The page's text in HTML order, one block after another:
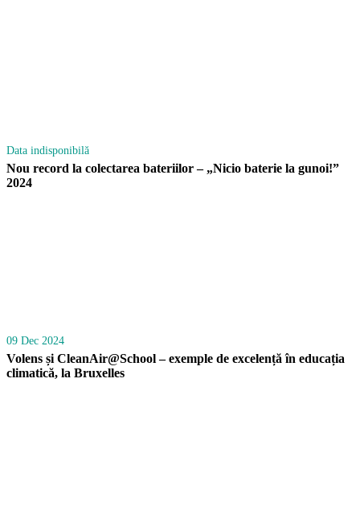
Data indisponibilă
Nou record la colectarea bateriilor – „Nicio baterie la gunoi!”
2024
09 Dec 2024
Volens și CleanAir@School – exemple de excelență în educația
climatică, la Bruxelles